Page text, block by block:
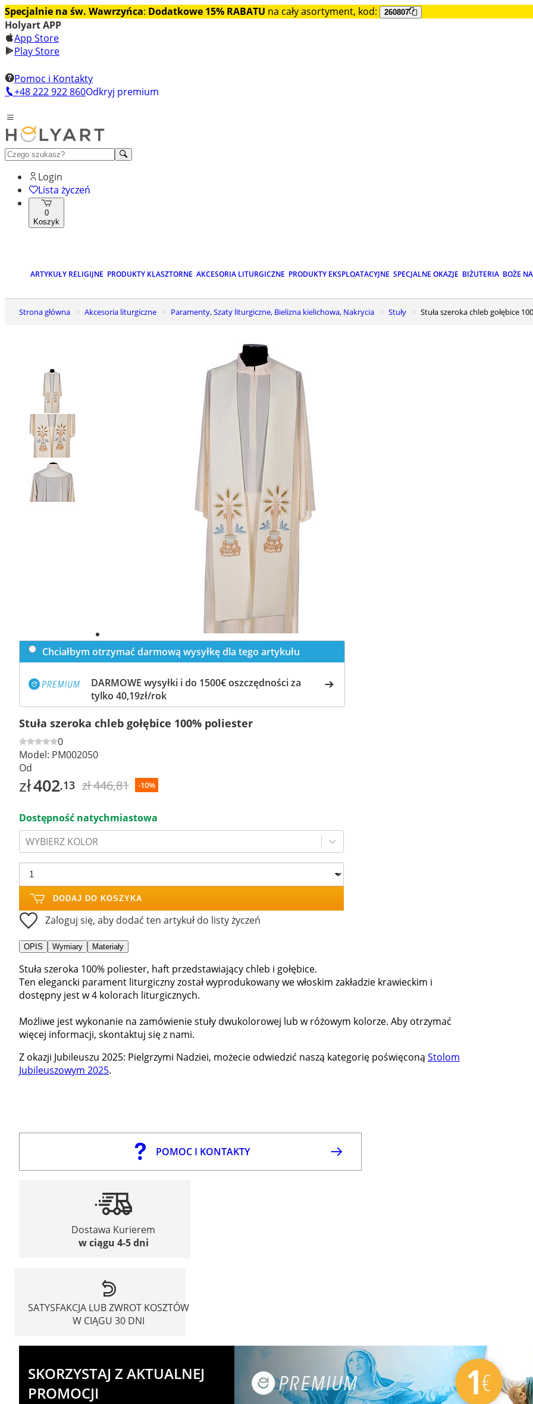
Specjalnie na św. Wawrzyńca: Dodatkowe 15% RABATU na cały asortyment, kod: 260807
Holyart APP
App Store
Play Store
Pomoc i Kontakty
+48 222 922 860Odkryj premium
Login
Lista życzeń
0
Koszyk
ARTYKUŁY RELIGIJNE PRODUKTY KLASZTORNE AKCESORIA LITURGICZNE PRODUKTY EKSPLOATACYJNE SPECJALNE OKAZJE BIŻUTERIA BOŻE
Strona główna Akcesoria liturgiczne Paramenty, Szaty liturgiczne, Bielizna kielichowa, Nakrycia Stuły Stuła szeroka chleb gołębice
Chciałbym otrzymać darmową wysyłkę dla tego artykułu
DARMOWE wysyłki i do 1500€ oszczędności za
tylko 40,19zł/rok
Stuła szeroka chleb gołębice 100% poliester
0
Model: PM002050
Od
zł402,13 zł 446,81 -10%
Dostępność natychmiastowa
WYBIERZ KOLOR
DODAJ DO KOSZYKA
Zaloguj się, aby dodać ten artykuł do listy życzeń
OPIS Wymiary Materiały
Stuła szeroka 100% poliester, haft przedstawiający chleb i gołębice.
Ten elegancki parament liturgiczny został wyprodukowany we włoskim zakładzie krawieckim i
dostępny jest w 4 kolorach liturgicznych.
Możliwe jest wykonanie na zamówienie stuły dwukolorowej lub w różowym kolorze. Aby otrzymać
więcej informacji, skontaktuj się z nami.
Z okazji Jubileuszu 2025: Pielgrzymi Nadziei, możecie odwiedzić naszą kategorię poświęconą Stolom
Jubileuszowym 2025.
POMOC I KONTAKTY
Dostawa Kurierem
w ciągu 4-5 dni
SATYSFAKCJA LUB ZWROT KOSZTÓW
W CIĄGU 30 DNI
SKORZYSTAJ Z AKTUALNEJ
PROMOCJI